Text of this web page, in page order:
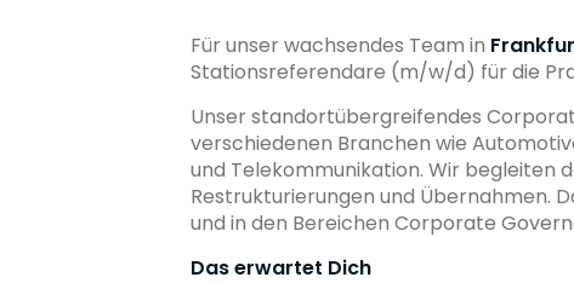
Für unser wachsendes Team in
Stationsreferendare (m/w/d) für die
Unser standortübergreifendes
verschiedenen Branchen wie
und Telekommunikation. Wir begleiten
Restrukturierungen und Übernahmen.
und in den Bereichen Corporate
Das erwartet Dich